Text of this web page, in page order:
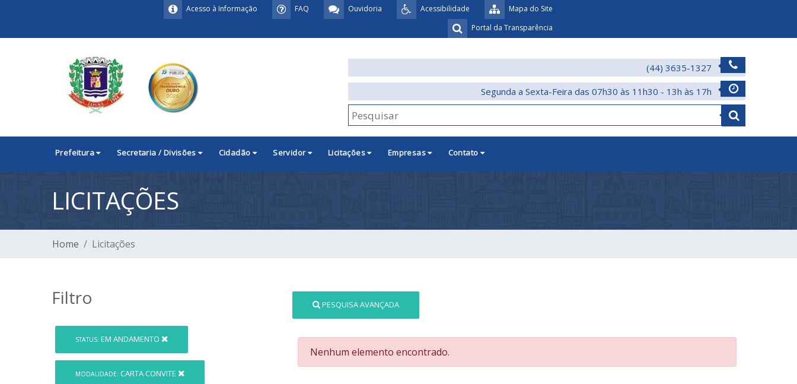
Mapa do Site
Acessibilidade
Ouvidoria
FAQ
Acesso à Informação
Portal da Transparência
(44) 3635-1327
Segunda a Sexta-Feira das 07h30 às 11h30 - 13h às 17h
Prefeitura Secretaria / Divisões Cidadão Servidor Licitações Empresas Contato
LICITAÇÕES
Home Licitações
Filtro
STATUS: EM ANDAMENTO
MODALIDADE: CARTA CONVITE
PESQUISA AVANÇADA
Nenhum elemento encontrado.